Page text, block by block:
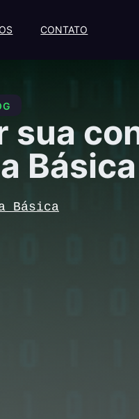
CONTATO
sua
Básica
Básica